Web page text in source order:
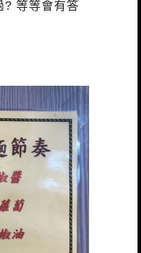
? 等等會有答